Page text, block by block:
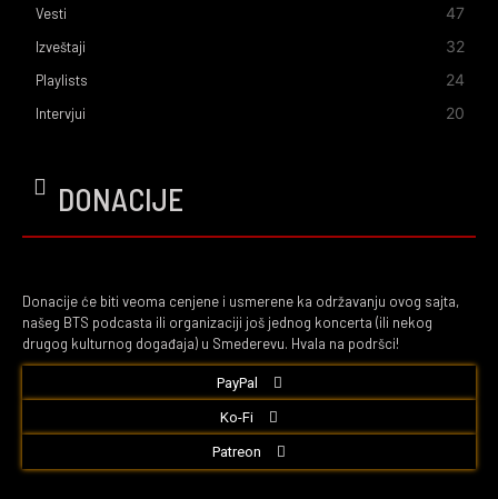
Vesti 47
Izveštaji 32
Playlists 24
Intervjui 20
DONACIJE
Donacije će biti veoma cenjene i usmerene ka održavanju ovog sajta,
našeg BTS podcasta ili organizaciji još jednog koncerta (ili nekog
drugog kulturnog događaja) u Smederevu. Hvala na podršci!
PayPal
Ko-Fi
Patreon